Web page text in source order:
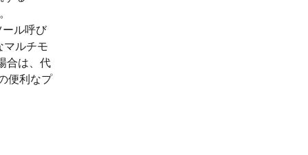
ル呼び
マルチモ
合は、代
便利なプ